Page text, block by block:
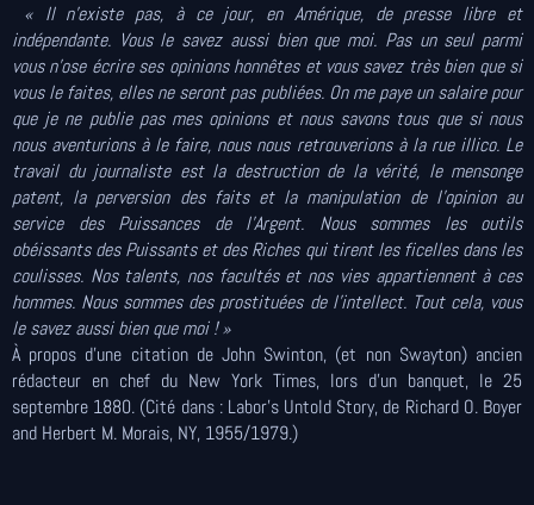
« Il n’existe pas, à ce jour, en Amérique, de presse libre et
indépendante. Vous le savez aussi bien que moi. Pas un seul parmi
vous n’ose écrire ses opinions honnêtes et vous savez très bien que si
vous le faites, elles ne seront pas publiées. On me paye un salaire pour
que je ne publie pas mes opinions et nous savons tous que si nous
nous aventurions à le faire, nous nous retrouverions à la rue illico. Le
travail du journaliste est la destruction de la vérité, le mensonge
patent, la perversion des faits et la manipulation de l’opinion au
service des Puissances de l’Argent. Nous sommes les outils
obéissants des Puissants et des Riches qui tirent les ficelles dans les
coulisses. Nos talents, nos facultés et nos vies appartiennent à ces
hommes. Nous sommes des prostituées de l’intellect. Tout cela, vous
le savez aussi bien que moi ! »
À propos d'une citation de John Swinton, (et non Swayton) ancien
rédacteur en chef du New York Times, lors d’un banquet, le 25
septembre 1880. (Cité dans : Labor’s Untold Story, de Richard O. Boyer
and Herbert M. Morais, NY, 1955/1979.)